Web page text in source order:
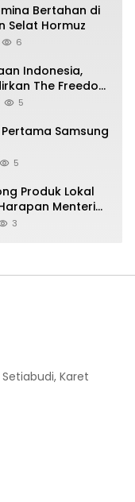
Bertahan di
Selat Hormuz
6
Indonesia,
The Freedom
5
Samsung
5
Produk Lokal
Menteri
dan IGT Expo
3
Karet